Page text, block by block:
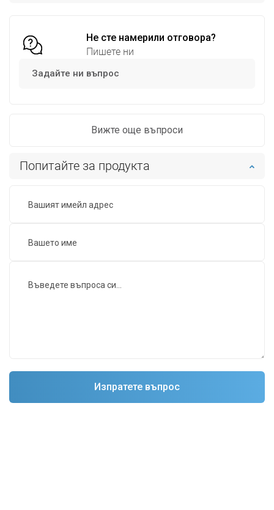
Не сте намерили отговора?
Пишете ни
Задайте ни въпрос
Вижте още въпроси
Попитайте за продукта